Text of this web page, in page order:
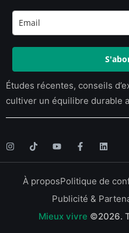
Études récentes, conseils
cultiver un équilibre durable
À proposPolitique de
Publicité &
Mieux vivre ©2026.